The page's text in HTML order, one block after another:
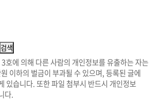
에 의해 다른 사람의 개인정보를 유출하는 자는
이하의 벌금이 부과될 수 있으며, 등록된 글에
있습니다. 또한 파일 첨부시 반드시 개인정보
다.